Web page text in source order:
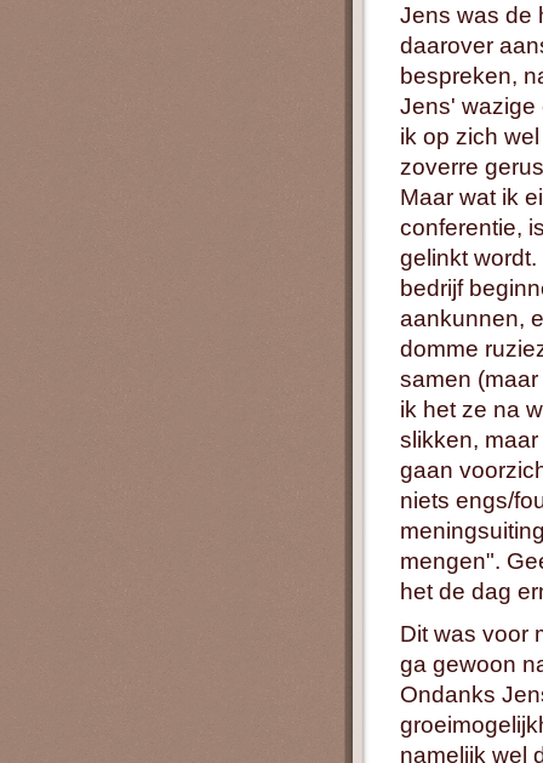
Jens was de
daarover
bespreken,
Jens' wazige
ik op zich
zoverre
Maar wat ik
conferentie,
gelinkt
bedrijf
aankunnen,
domme
samen
ik het ze na
slikken,
gaan
niets engs/
mengen".
het de dag
Dit was voor
ga gewoon
Ondanks
namelijk wel